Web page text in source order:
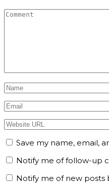
Save my name, email,
Notify me of follow-up
Notify me of new posts